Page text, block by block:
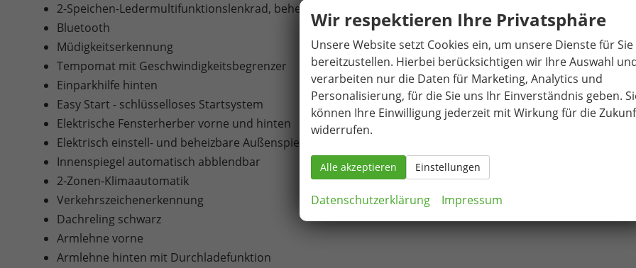
2-Speichen-Ledermultifunktionslenkrad, beheizbar (bei DSG mit Schaltwippen)
Bluetooth
Müdigkeitserkennung
Tempomat mit Geschwindigkeitsbegrenzer
Einparkhilfe hinten
Easy Start - schlüsselloses Startsystem
Elektrische Fensterherber vorne und hinten
Elektrisch einstell- und beheizbare Außenspiegel (Fahrerseite automatisch abblendend)
Innenspiegel automatisch abblendbar
2-Zonen-Klimaautomatik
Verkehrszeichenerkennung
Dachreling schwarz
Armlehne vorne
Armlehne hinten mit Durchladefunktion
Wir respektieren Ihre Privatsphäre
Unsere Website setzt Cookies ein, um unsere Dienste für Sie
bereitzustellen. Hierbei berücksichtigen wir Ihre Auswahl
verarbeiten nur die Daten für Marketing, Analytics und
Personalisierung, für die Sie uns Ihr Einverständnis geben.
können Ihre Einwilligung jederzeit mit Wirkung für die
widerrufen.
Alle akzeptieren Einstellungen
Datenschutzerklärung Impressum